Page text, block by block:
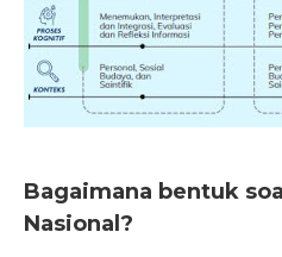
Bagaimana bentuk
Nasional?